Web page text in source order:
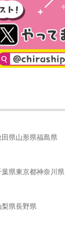
田県山形県福島県
葉県東京都神奈川県
梨県長野県